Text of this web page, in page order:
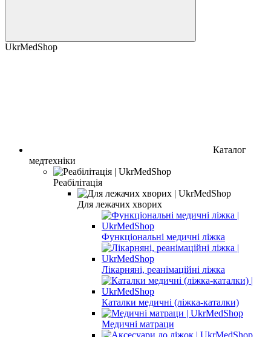
UkrMedShop
Каталог
медтехніки
Реабiлiтацiя
Для лежачих хворих
Функціональні медичні ліжка
Лікарняні, реанімаційні ліжка
Каталки медичні (ліжка-каталки)
Медичні матраци